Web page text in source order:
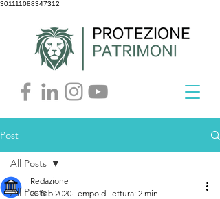
301111088347312
Post
All Posts
All Posts
Redazione
20 feb 2020 Tempo di lettura: 2 min